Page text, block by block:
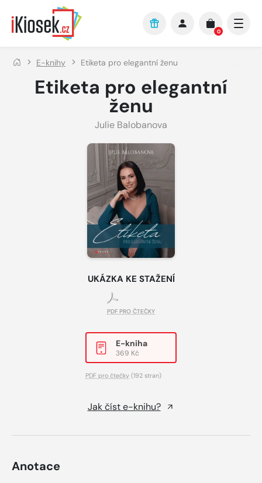
Přejít na hlavní obsah
0
E-knihy Etiketa pro elegantní ženu
Etiketa pro elegantní
ženu
Julie Balobanova
UKÁZKA KE STAŽENÍ
PDF PRO ČTEČKY
E-kniha
369 Kč
PDF pro čtečky (192 stran)
Jak číst e-knihu?
Anotace